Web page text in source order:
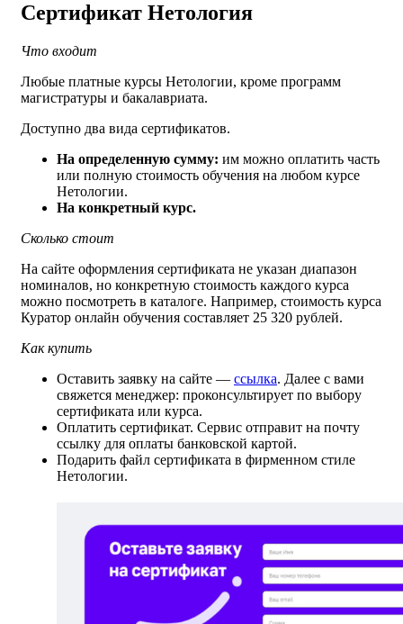
Сертификат Нетология
Что входит
Любые платные курсы Нетологии, кроме программ
магистратуры и бакалавриата.
Доступно два вида сертификатов.
На определенную сумму: им можно оплатить часть
или полную стоимость обучения на любом курсе
Нетологии.
На конкретный курс.
Сколько стоит
На сайте оформления сертификата не указан диапазон
номиналов, но конкретную стоимость каждого курса
можно посмотреть в каталоге. Например, стоимость курса
Куратор онлайн обучения составляет 25 320 рублей.
Как купить
Оставить заявку на сайте — ссылка. Далее с вами
свяжется менеджер: проконсультирует по выбору
сертификата или курса.
Оплатить сертификат. Сервис отправит на почту
ссылку для оплаты банковской картой.
Подарить файл сертификата в фирменном стиле
Нетологии.